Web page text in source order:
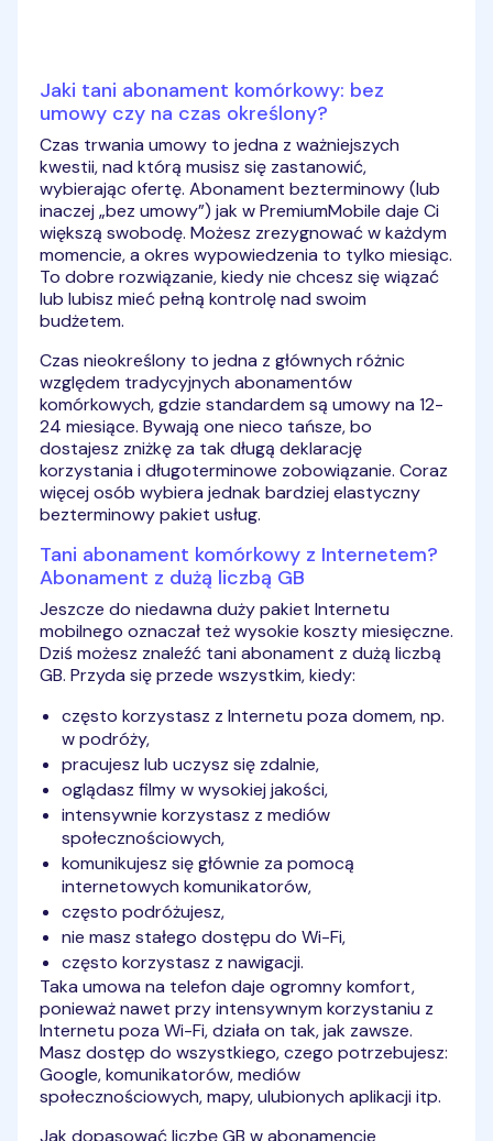
Jaki tani abonament komórkowy: bez
umowy czy na czas określony?
Czas trwania umowy to jedna z ważniejszych
kwestii, nad którą musisz się zastanowić,
wybierając ofertę. Abonament bezterminowy (lub
inaczej „bez umowy”) jak w PremiumMobile daje Ci
większą swobodę. Możesz zrezygnować w każdym
momencie, a okres wypowiedzenia to tylko miesiąc.
To dobre rozwiązanie, kiedy nie chcesz się wiązać
lub lubisz mieć pełną kontrolę nad swoim
budżetem.
Czas nieokreślony to jedna z głównych różnic
względem tradycyjnych abonamentów
komórkowych, gdzie standardem są umowy na 12-
24 miesiące. Bywają one nieco tańsze, bo
dostajesz zniżkę za tak długą deklarację
korzystania i długoterminowe zobowiązanie. Coraz
więcej osób wybiera jednak bardziej elastyczny
bezterminowy pakiet usług.
Tani abonament komórkowy z Internetem?
Abonament z dużą liczbą GB
Jeszcze do niedawna duży pakiet Internetu
mobilnego oznaczał też wysokie koszty miesięczne.
Dziś możesz znaleźć tani abonament z dużą liczbą
GB. Przyda się przede wszystkim, kiedy:
często korzystasz z Internetu poza domem, np.
w podróży,
pracujesz lub uczysz się zdalnie,
oglądasz filmy w wysokiej jakości,
intensywnie korzystasz z mediów
społecznościowych,
komunikujesz się głównie za pomocą
internetowych komunikatorów,
często podróżujesz,
nie masz stałego dostępu do Wi-Fi,
często korzystasz z nawigacji.
Taka umowa na telefon daje ogromny komfort,
ponieważ nawet przy intensywnym korzystaniu z
Internetu poza Wi-Fi, działa on tak, jak zawsze.
Masz dostęp do wszystkiego, czego potrzebujesz:
Google, komunikatorów, mediów
społecznościowych, mapy, ulubionych aplikacji itp.